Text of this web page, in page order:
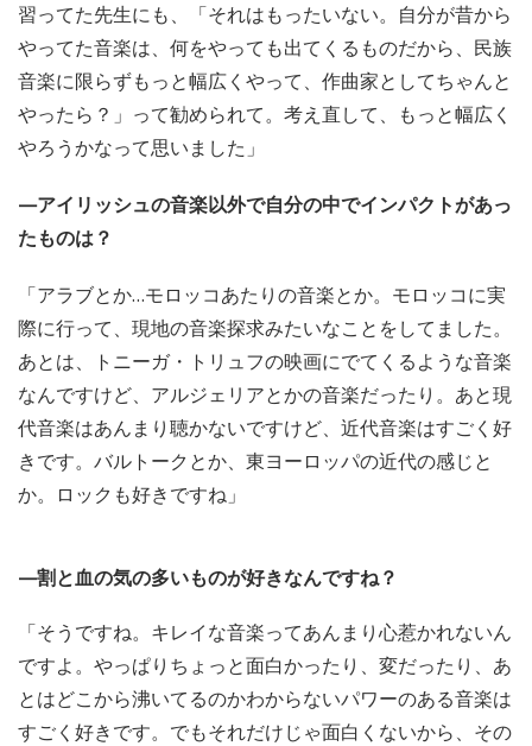
習ってた先生にも、「それはもったいない。自分が昔から
やってた音楽は、何をやっても出てくるものだから、民族
音楽に限らずもっと幅広くやって、作曲家としてちゃんと
やったら？」って勧められて。考え直して、もっと幅広く
やろうかなって思いました」
—アイリッシュの音楽以外で自分の中でインパクトがあっ
たものは？
「アラブとか…モロッコあたりの音楽とか。モロッコに実
際に行って、現地の音楽探求みたいなことをしてました。
あとは、トニーガ・トリュフの映画にでてくるような音楽
なんですけど、アルジェリアとかの音楽だったり。あと現
代音楽はあんまり聴かないですけど、近代音楽はすごく好
きです。バルトークとか、東ヨーロッパの近代の感じと
か。ロックも好きですね」
—割と血の気の多いものが好きなんですね？
「そうですね。キレイな音楽ってあんまり心惹かれないん
ですよ。やっぱりちょっと面白かったり、変だったり、あ
とはどこから沸いてるのかわからないパワーのある音楽は
すごく好きです。でもそれだけじゃ面白くないから、その